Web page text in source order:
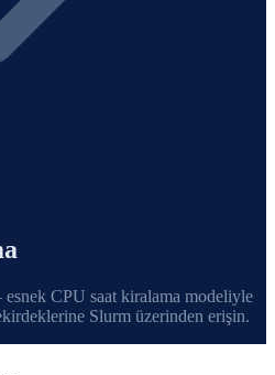
CPU saat kiralama modeliyle
Slurm üzerinden erişin.